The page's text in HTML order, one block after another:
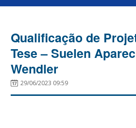
Qualificação de
Tese – Suelen
Wendler
29/06/2023 09:59